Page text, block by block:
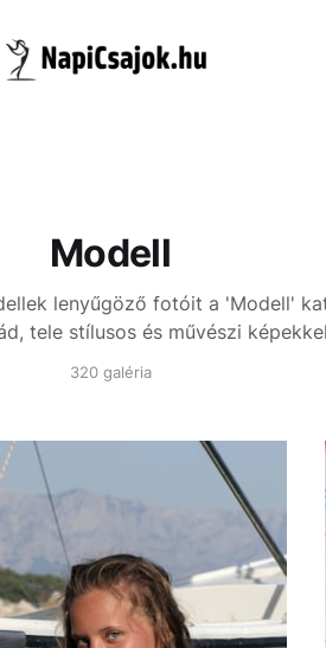
Modell
lenyűgöző fotóit a 'Modell'
tele stílusos és művészi
320 galéria